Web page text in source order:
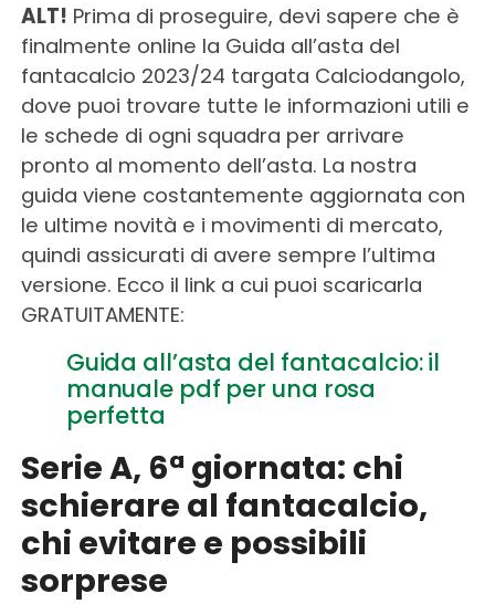
ALT! Prima di proseguire, devi sapere che è
finalmente online la Guida all’asta del
fantacalcio 2023/24 targata Calciodangolo,
dove puoi trovare tutte le informazioni utili e
le schede di ogni squadra per arrivare
pronto al momento dell’asta. La nostra
guida viene costantemente aggiornata con
le ultime novità e i movimenti di mercato,
quindi assicurati di avere sempre l’ultima
versione. Ecco il link a cui puoi scaricarla
GRATUITAMENTE:
Guida all’asta del fantacalcio: il
manuale pdf per una rosa
perfetta
Serie A, 6ª giornata: chi
schierare al fantacalcio,
chi evitare e possibili
sorprese